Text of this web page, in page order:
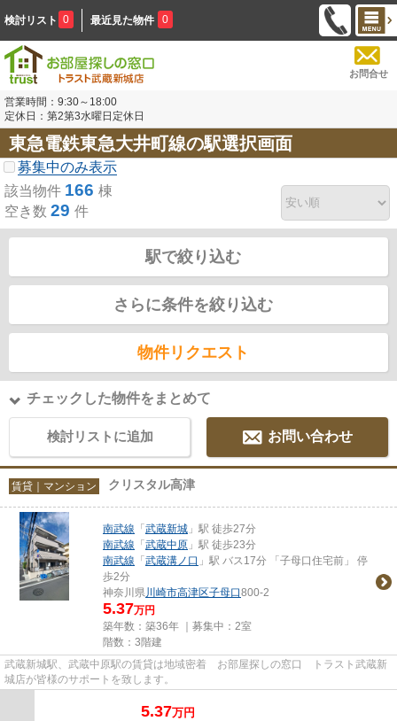
検討リスト 0 最近見た物件 0
お問合せ
営業時間：9:30～18:00
定休日：第2第3水曜日定休日
東急電鉄東急大井町線の駅選択画面
募集中のみ表示
該当物件 166 棟
空き数 29 件
駅で絞り込む
さらに条件を絞り込む
物件リクエスト
チェックした物件をまとめて
検討リストに追加 お問い合わせ
賃貸｜マンション クリスタル高津
南武線 「武蔵新城 」駅 徒歩27分
南武線 「武蔵中原 」駅 徒歩23分
南武線 「武蔵溝ノ口 」駅 バス17分 「子母口住宅前」 停
歩2分
神奈川県川崎市高津区子母口800-2
5.37万円
築年数：築36年 ｜募集中： 2室
階数：3階建
武蔵新城駅、武蔵中原駅の賃貸は地域密着 お部屋探しの窓口 トラスト武蔵新
城店が皆様のサポートを致します。
5.37万円